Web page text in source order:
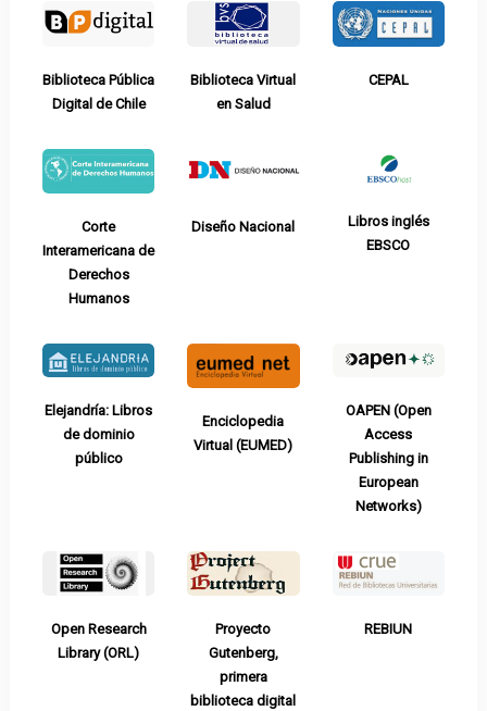
Biblioteca Pública
Digital de Chile
Biblioteca Virtual
en Salud
CEPAL
Corte
Interamericana de
Derechos
Humanos
Diseño Nacional
Libros inglés
EBSCO
Elejandría: Libros
de dominio
público
Enciclopedia
Virtual (EUMED)
OAPEN (Open
Access
Publishing in
European
Networks)
Open Research
Library (ORL)
Proyecto
Gutenberg,
primera
biblioteca digital
REBIUN